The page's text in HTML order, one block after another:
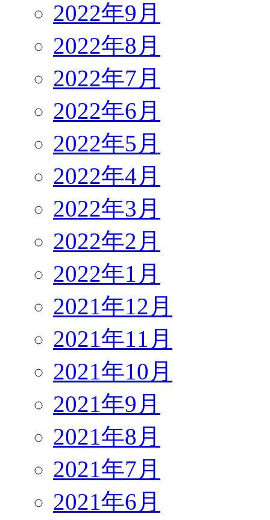
2022年9月
2022年8月
2022年7月
2022年6月
2022年5月
2022年4月
2022年3月
2022年2月
2022年1月
2021年12月
2021年11月
2021年10月
2021年9月
2021年8月
2021年7月
2021年6月